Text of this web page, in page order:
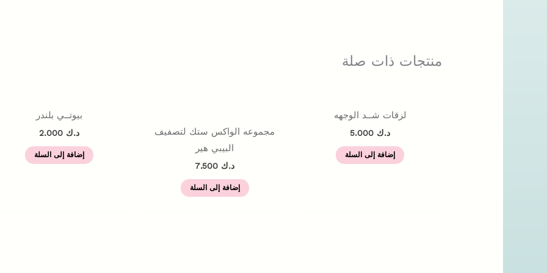
منتجات ذات صلة
لزقات شــد الوجهه
د.ك
إضافة إلى السلة
مجموعه الواكس ستك لتصفيف
البيبي هير
د.ك
إضافة إلى السلة
بيوتــي بلندر
د.ك 2.000
إضافة إلى السلة